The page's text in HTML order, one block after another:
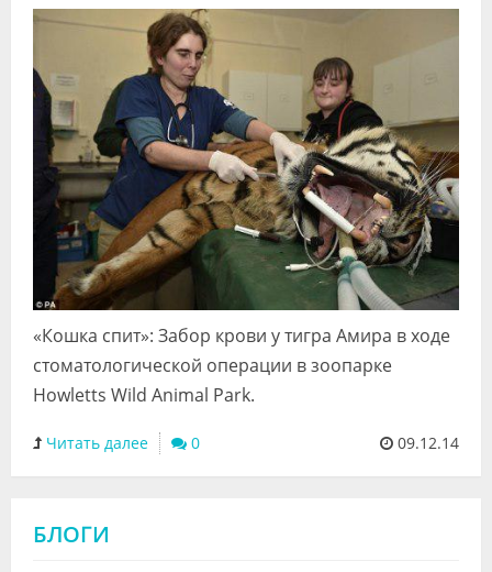
«Кошка спит»: Забор крови у тигра Амира в ходе
стоматологической операции в зоопарке
Howletts Wild Animal Park.
Читать далее 0 09.12.14
БЛОГИ